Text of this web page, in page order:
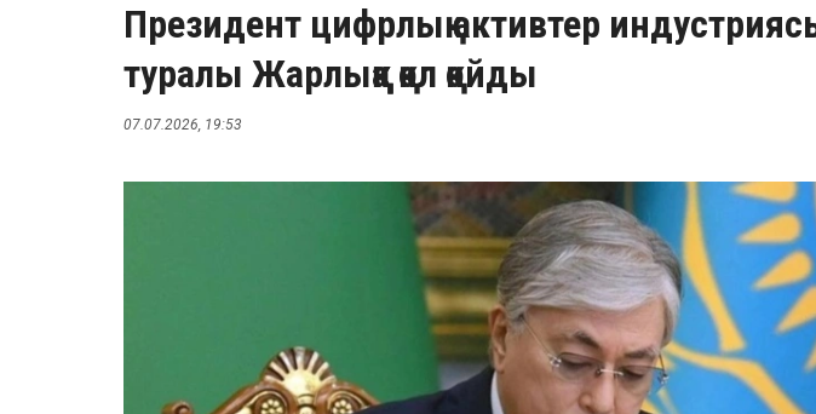
Президент цифрлық активтер
туралы Жарлыққа қол қойды
07.07.2026, 19:53